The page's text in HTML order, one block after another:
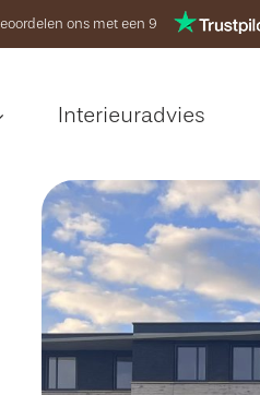
ons met een 9
Interieuradvies